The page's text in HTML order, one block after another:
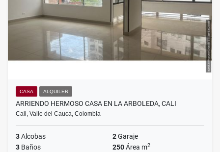
CASA ALQUILER
ARRIENDO HERMOSO CASA EN LA ARBOLEDA, CALI
Cali, Valle del Cauca, Colombia
3Alcobas 2Garaje
3 Baños 250Área m2